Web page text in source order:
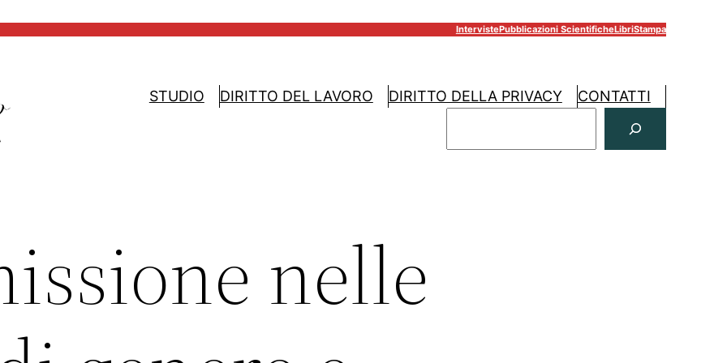
IntervistePubblicazioni ScientificheLibriStampa
STUDIO DIRITTO DEL LAVORO DIRITTO DELLA PRIVACY
CONTATTI
nelle